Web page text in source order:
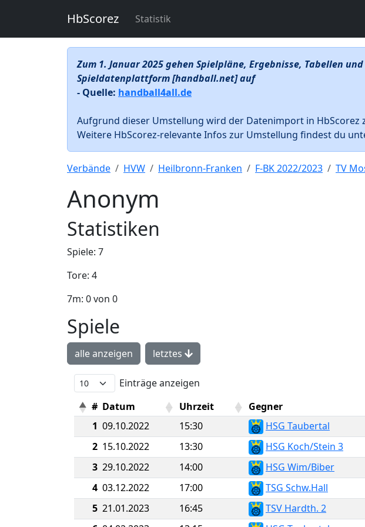
HbScorez Statistik
Zum 1. Januar 2025 gehen Spielpläne, Ergebnisse, Tabellen
Spieldatenplattform [handball.net] auf
- Quelle: handball4all.de
Aufgrund dieser Umstellung wird der Datenimport in HbScorez
Weitere HbScorez-relevante Infos zur Umstellung findest du
Verbände HVW Heilbronn-Franken F-BK 2022/2023 TV
Anonym
Statistiken
Spiele: 7
Tore: 4
7m: 0 von 0
Spiele
alle anzeigen letztes
Einträge anzeigen
# Datum Uhrzeit Gegner
1 09.10.2022 15:30 HSG Taubertal
2 15.10.2022 13:30 HSG Koch/Stein 3
3 29.10.2022 14:00 HSG Wim/Biber
4 03.12.2022 17:00 TSG Schw.Hall
5 21.01.2023 16:45 TSV Hardth. 2